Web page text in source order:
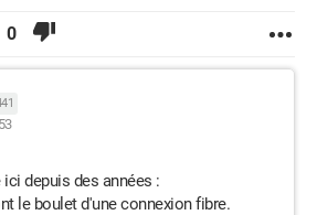
0
depuis des années :
le boulet d'une connexion fibre.